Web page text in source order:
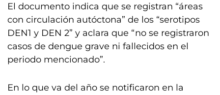
El documento indica que se registran “áreas
con circulación autóctona” de los “serotipos
DEN1 y DEN 2” y aclara que “no se registraron
casos de dengue grave ni fallecidos en el
periodo mencionado”.
En lo que va del año se notificaron en la